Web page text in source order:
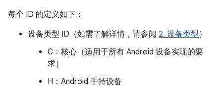
每个 ID 的定义如下：
设备类型 ID（如需了解详情，请参阅 2. 设备类型）
C：核心（适用于所有 Android 设备实现的要
求）
H：Android 手持设备